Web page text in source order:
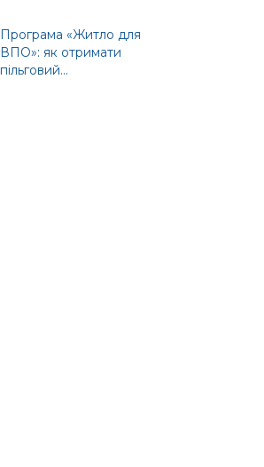
Програма «Житло для
ВПО»: як отримати
пільговий...